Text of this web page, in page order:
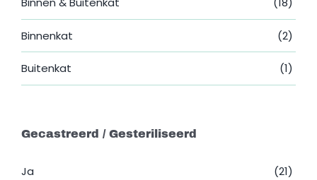
Binnenkat (2)
Buitenkat (1)
Gecastreerd / Gesteriliseerd
Ja (21)